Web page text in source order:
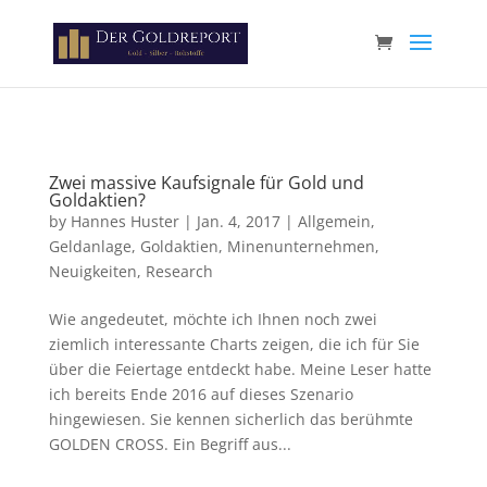
Zwei massive Kaufsignale für Gold und
Goldaktien?
by Hannes Huster| Jan. 4, 2017| Allgemein,
Geldanlage, Goldaktien, Minenunternehmen,
Neuigkeiten, Research
Wie angedeutet, möchte ich Ihnen noch zwei
ziemlich interessante Charts zeigen, die ich für Sie
über die Feiertage entdeckt habe. Meine Leser hatte
ich bereits Ende 2016 auf dieses Szenario
hingewiesen. Sie kennen sicherlich das berühmte
GOLDEN CROSS. Ein Begriff aus...